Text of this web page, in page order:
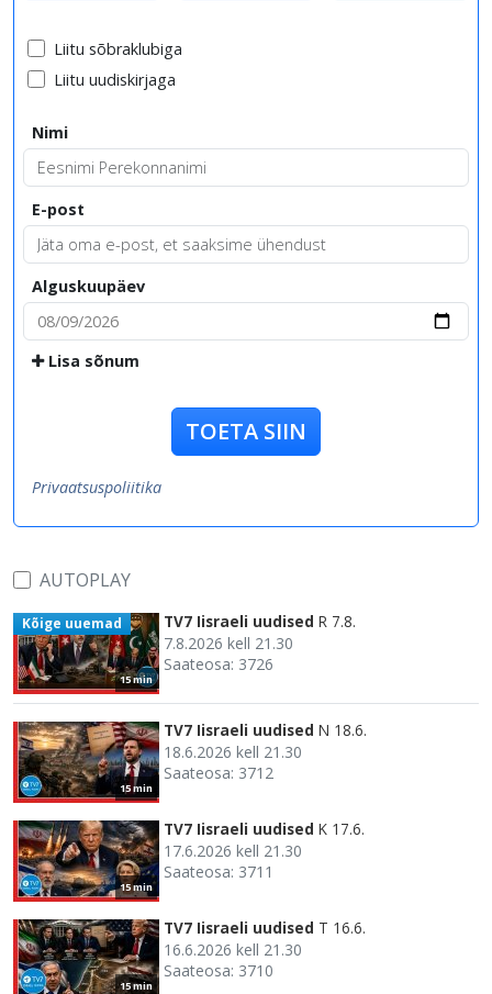
Liitu sõbraklubiga
Liitu uudiskirjaga
Nimi
E-post
Alguskuupäev
Lisa sõnum
TOETA SIIN
Privaatsuspoliitika
AUTOPLAY
15 min
Kõige uuemad TV7 Iisraeli uudised R 7.8.
7.8.2026 kell 21.30
Saateosa: 3726
15 min
TV7 Iisraeli uudised N 18.6.
18.6.2026 kell 21.30
Saateosa: 3712
15 min
TV7 Iisraeli uudised K 17.6.
17.6.2026 kell 21.30
Saateosa: 3711
15 min
TV7 Iisraeli uudised T 16.6.
16.6.2026 kell 21.30
Saateosa: 3710